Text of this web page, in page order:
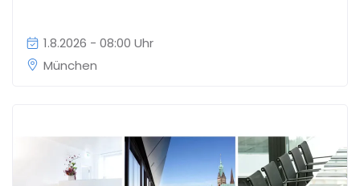
1.8.2026 - 08:00 Uhr
München